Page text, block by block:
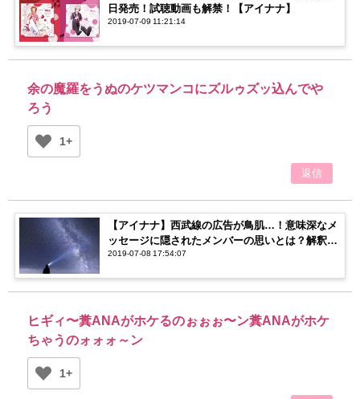
日発売！試聴動画も解禁！【アイナナ】
2019-07-09 11:21:14
余の魔羅をうぬのケツマンコにズルゥズッ込んでや
ろう
1+
返信
【アイナナ】西武線の広告が鳥肌…！意味深なメ
ッセージに隠されたメンバーの思いとは？解釈が
飛び交う…！
2019-07-08 17:54:07
ヒギィ〜糞ANAがホケるのぉぉぉ〜ン糞ANAがホケ
ちゃうのォォォ～ン
1+